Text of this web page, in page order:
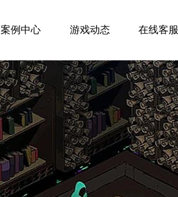
案例中心 游戏动态 在线客服